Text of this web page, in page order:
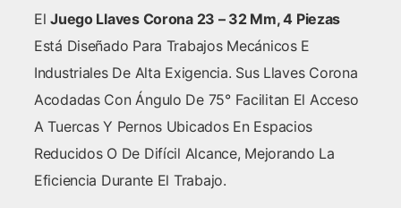
ElJuego Llaves Corona 23 – 32 Mm, 4 Piezas
Está Diseñado Para Trabajos Mecánicos E
Industriales De Alta Exigencia. Sus Llaves Corona
Acodadas Con Ángulo De 75° Facilitan El Acceso
A Tuercas Y Pernos Ubicados En Espacios
Reducidos O De Difícil Alcance, Mejorando La
Eficiencia Durante El Trabajo.